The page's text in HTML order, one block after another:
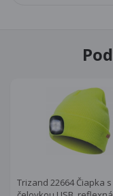
Trizand 22664 Čiapka s